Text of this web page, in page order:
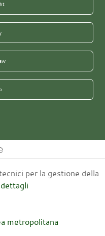
per la gestione della
metropolitana